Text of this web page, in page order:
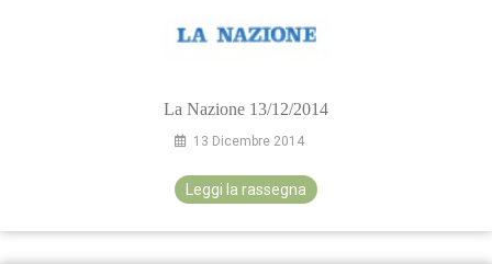
La Nazione 13/12/2014
13 Dicembre 2014
Leggi la rassegna